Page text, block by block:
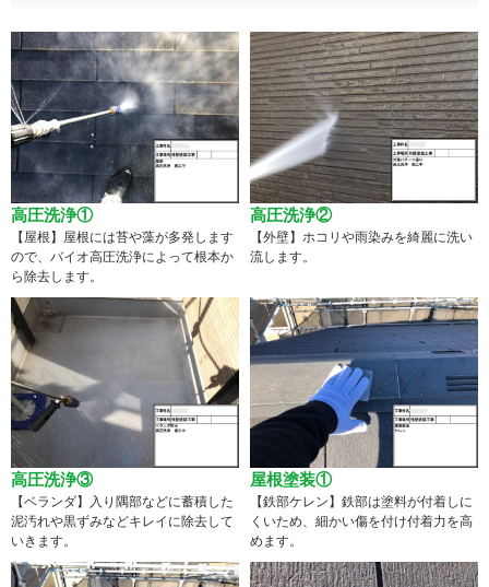
高圧洗浄①
【屋根】屋根には苔や藻が多発します
ので、バイオ高圧洗浄によって根本か
ら除去します。
高圧洗浄②
【外壁】ホコリや雨染みを綺麗に洗い
流します。
高圧洗浄③
【ベランダ】入り隅部などに蓄積した
泥汚れや黒ずみなどキレイに除去して
いきます。
屋根塗装①
【鉄部ケレン】鉄部は塗料が付着しに
くいため、細かい傷を付け付着力を高
めます。